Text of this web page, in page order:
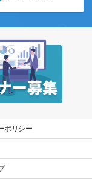
ポリシー